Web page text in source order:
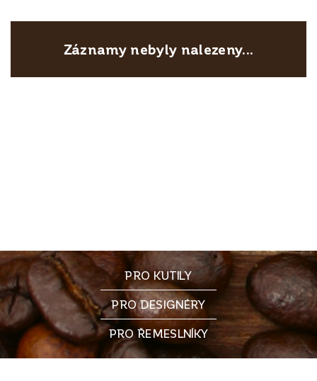
Záznamy nebyly nalezeny...
PRO KUTILY
PRO DESIGNÉRY
PRO ŘEMESLNÍKY